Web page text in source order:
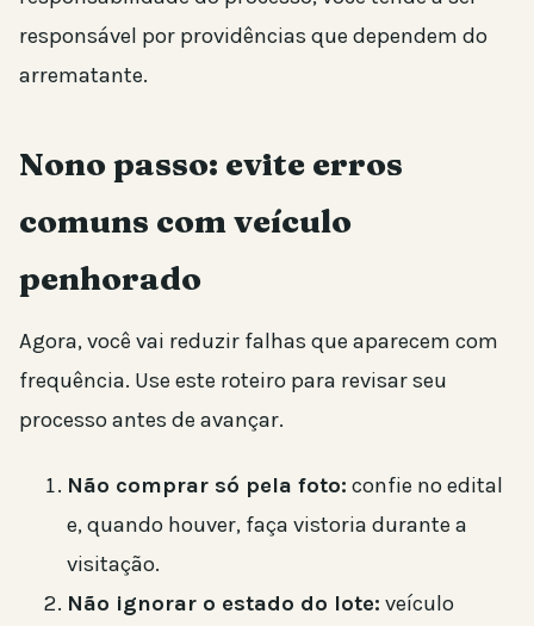
responsável por providências que dependem do
arrematante.
Nono passo: evite erros
comuns com veículo
penhorado
Agora, você vai reduzir falhas que aparecem com
frequência. Use este roteiro para revisar seu
processo antes de avançar.
Não comprar só pela foto: confie no edital
e, quando houver, faça vistoria durante a
visitação.
Não ignorar o estado do lote: veículo